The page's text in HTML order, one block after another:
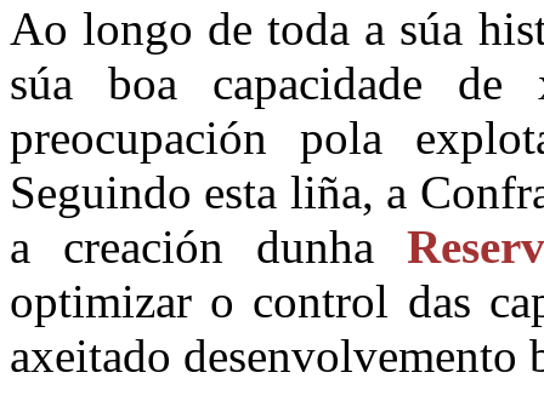
Ao longo de toda a súa
súa boa capacidade
preocupación pola
Seguindo esta liña, a
a creación dunha
optimizar o control das
axeitado